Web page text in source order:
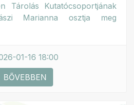
Tárolás Kutatócsoportjának
Marianna osztja meg
01-16 18:00
BŐVEBBEN